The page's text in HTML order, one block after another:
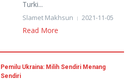
Turki...
Slamet Makhsun 2021-11-05
Read More
Pemilu Ukraina: Milih Sendiri Menang
Sendiri